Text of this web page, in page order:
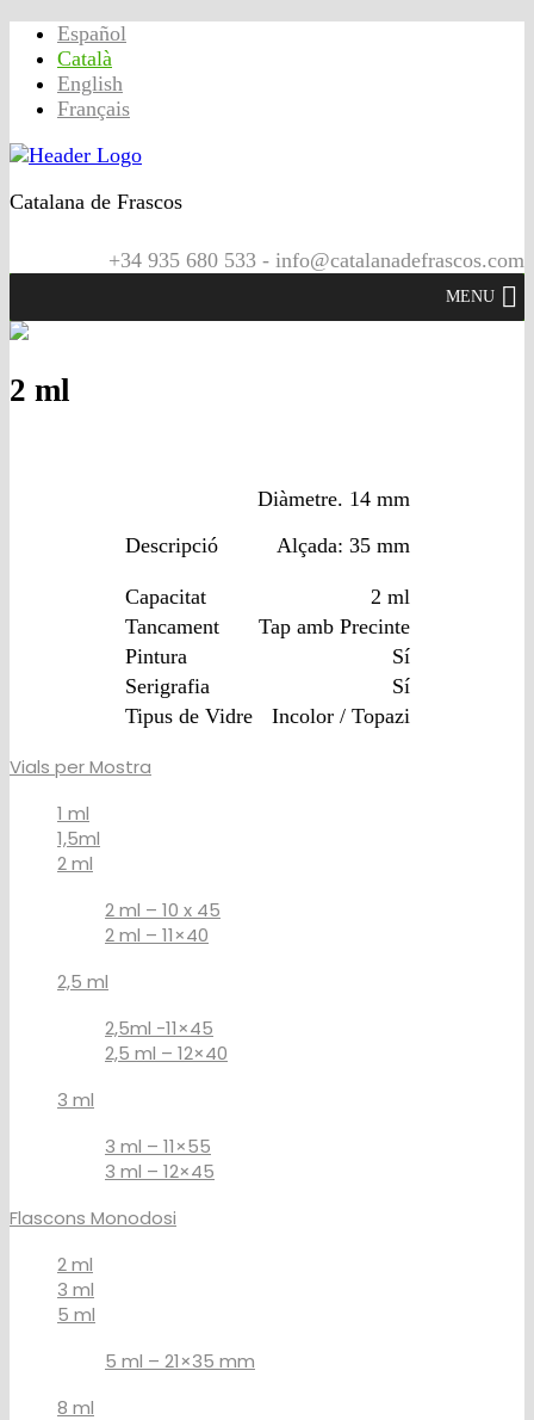
Español
Català
English
Français
Catalana de Frascos
+34 935 680 533 - info@catalanadefrascos.com
MENU
2 ml
Descripció
Diàmetre. 14 mm
Alçada: 35 mm
Capacitat
2 ml
Tancament
Tap amb Precinte
Pintura
Sí
Serigrafia
Sí
Tipus de Vidre
Incolor / Topazi
Vials per Mostra
1 ml
1,5ml
2 ml
2 ml – 10 x 45
2 ml – 11×40
2,5 ml
2,5ml -11×45
2,5 ml – 12×40
3 ml
3 ml – 11×55
3 ml – 12×45
Flascons Monodosi
2 ml
3 ml
5 ml
5 ml – 21×35 mm
8 ml